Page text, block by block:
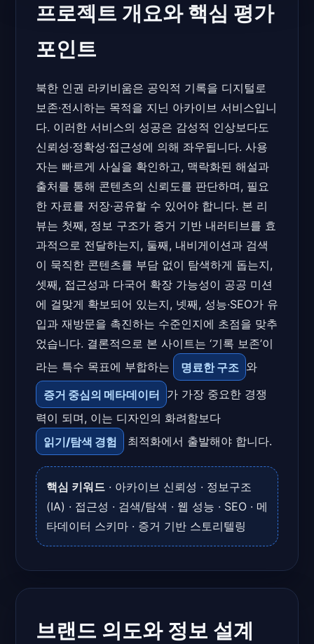
프로젝트 개요와 핵심 평가
포인트
북한 인권 라키비움은 공익적 기록을 디지털로
보존·전시하는 목적을 지닌 아카이브 서비스입니
다. 이러한 서비스의 성공은 감성적 인상보다도
신뢰성·정확성·접근성에 의해 좌우됩니다. 사용
자는 빠르게 사실을 확인하고, 맥락화된 해설과
출처를 통해 콘텐츠의 신뢰도를 판단하며, 필요
한 자료를 저장·공유할 수 있어야 합니다. 본 리
뷰는 첫째, 정보 구조가 증거 기반 내러티브를 효
과적으로 전달하는지, 둘째, 내비게이션과 검색
이 묵직한 콘텐츠를 부담 없이 탐색하게 돕는지,
셋째, 접근성과 다국어 확장 가능성이 공공 미션
에 걸맞게 확보되어 있는지, 넷째, 성능·SEO가 유
입과 재방문을 촉진하는 수준인지에 초점을 맞추
었습니다. 결론적으로 본 사이트는 ‘기록 보존’이
라는 특수 목표에 부합하는
명료한 구조 와
증거 중심의 메타데이터
가 가장 중요한 경쟁
력이 되며, 이는 디자인의 화려함보다
읽기/탐색 경험
최적화에서 출발해야 합니다.
핵심 키워드 · 아카이브 신뢰성 · 정보구조
(IA) · 접근성 · 검색/탐색 · 웹 성능 · SEO · 메
타데이터 스키마 · 증거 기반 스토리텔링
브랜드 의도와 정보 설계